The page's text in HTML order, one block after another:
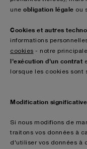
une obligation légale ou
Cookies et autres
informations
cookies - notre
l'exécution d'un contrat
lorsque les cookies sont
Modification significative
Si nous modifions de
traitons vos données à
d'utiliser vos données à